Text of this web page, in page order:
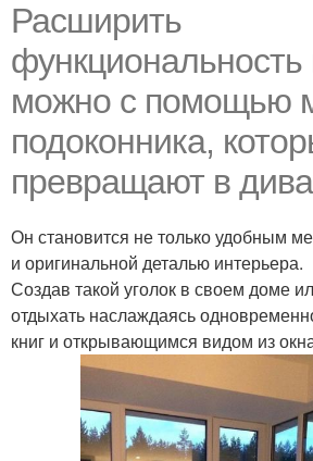
Расширить
можно с помощью
подоконника,
превращают в
Он становится не только удобным
и оригинальной деталью интерьера.
Создав такой уголок в своем доме
отдыхать наслаждаясь
книг и открывающимся видом из